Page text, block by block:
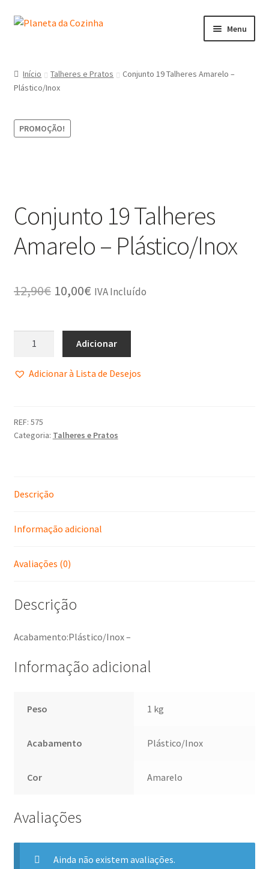
Menu
Carrinho
Contactos
Loja
Minha Conta
Termos e Condições
Início Talheres e Pratos
Conjunto 19 Talheres Amarelo –
Plástico/Inox
PROMOÇÃO!
Conjunto 19 Talheres
Amarelo – Plástico/Inox
12,90€ 10,00€ IVA Incluído
Adicionar
Adicionar à Lista de Desejos
REF: 575
Categoria: Talheres e Pratos
Descrição
Informação adicional
Avaliações (0)
Descrição
Acabamento:Plástico/Inox –
Informação adicional
Peso 1 kg
Acabamento Plástico/Inox
Cor Amarelo
Avaliações
Ainda não existem avaliações.